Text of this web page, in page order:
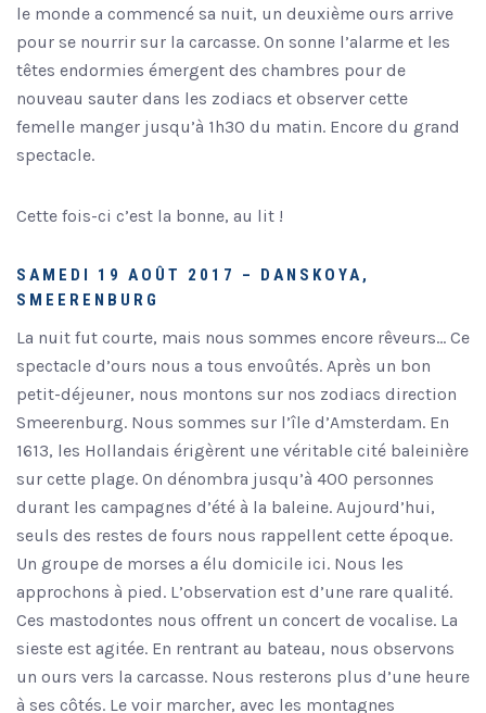
le monde a commencé sa nuit, un deuxième ours arrive
pour se nourrir sur la carcasse. On sonne l’alarme et les
têtes endormies émergent des chambres pour de
nouveau sauter dans les zodiacs et observer cette
femelle manger jusqu’à 1h30 du matin. Encore du grand
spectacle.
Cette fois-ci c’est la bonne, au lit !
SAMEDI 19 AOÛT 2017 – DANSKOYA,
SMEERENBURG
La nuit fut courte, mais nous sommes encore rêveurs… Ce
spectacle d’ours nous a tous envoûtés. Après un bon
petit-déjeuner, nous montons sur nos zodiacs direction
Smeerenburg. Nous sommes sur l’île d’Amsterdam. En
1613, les Hollandais érigèrent une véritable cité baleinière
sur cette plage. On dénombra jusqu’à 400 personnes
durant les campagnes d’été à la baleine. Aujourd’hui,
seuls des restes de fours nous rappellent cette époque.
Un groupe de morses a élu domicile ici. Nous les
approchons à pied. L’observation est d’une rare qualité.
Ces mastodontes nous offrent un concert de vocalise. La
sieste est agitée. En rentrant au bateau, nous observons
un ours vers la carcasse. Nous resterons plus d’une heure
à ses côtés. Le voir marcher, avec les montagnes